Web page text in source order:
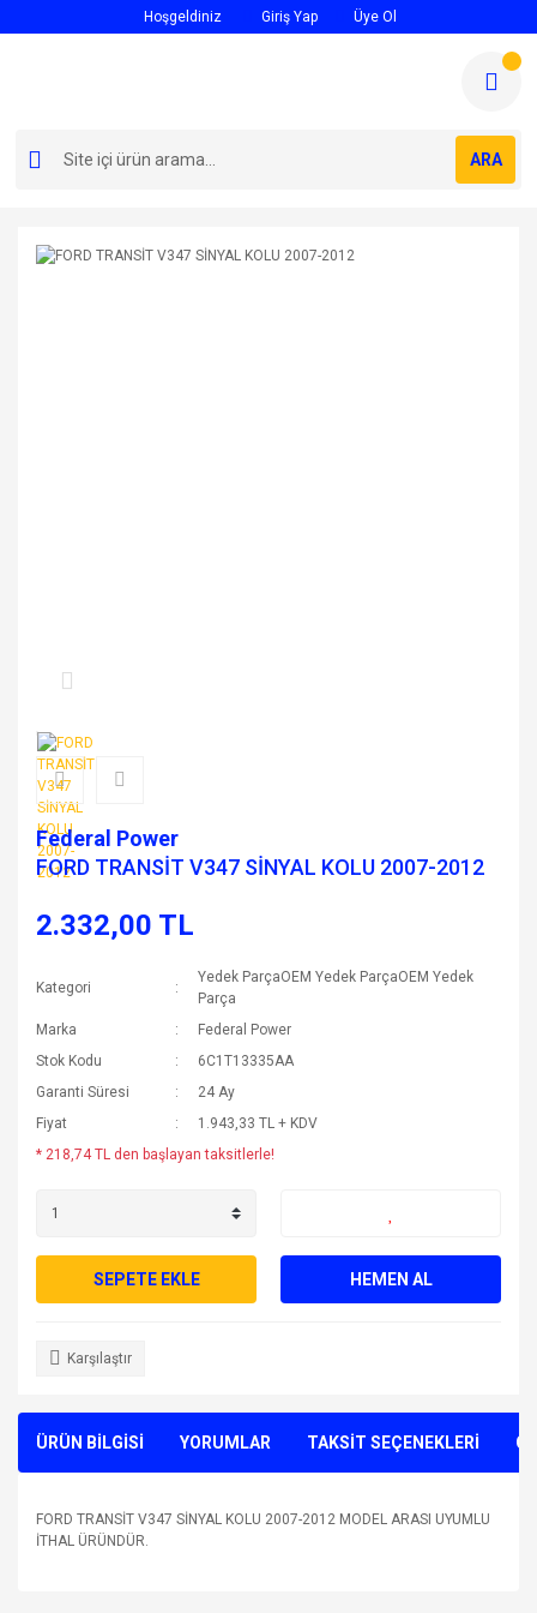
Hoşgeldiniz Giriş Yap Üye Ol
ARA
Federal Power
FORD TRANSİT V347 SİNYAL KOLU 2007-2012
2.332,00 TL
Kategori
Yedek ParçaOEM Yedek ParçaOEM Yedek
Parça
Marka
Federal Power
Stok Kodu
6C1T13335AA
Garanti Süresi
24 Ay
Fiyat
1.943,33 TL + KDV
* 218,74 TL den başlayan taksitlerle!
SEPETE EKLE HEMEN AL
Karşılaştır
ÜRÜN BİLGİSİ YORUMLAR TAKSİT SEÇENEKLERİ
FORD TRANSİT V347 SİNYAL KOLU 2007-2012 MODEL ARASI UYUMLU
İTHAL ÜRÜNDÜR.